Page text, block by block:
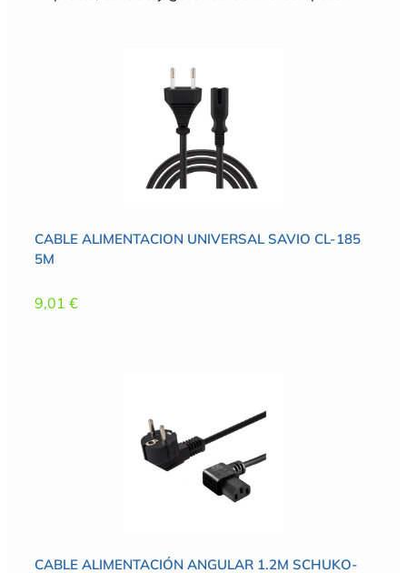
CABLE ALIMENTACION UNIVERSAL SAVIO CL-185
5M
9,01 €
CABLE ALIMENTACIÓN ANGULAR 1.2M SCHUKO-